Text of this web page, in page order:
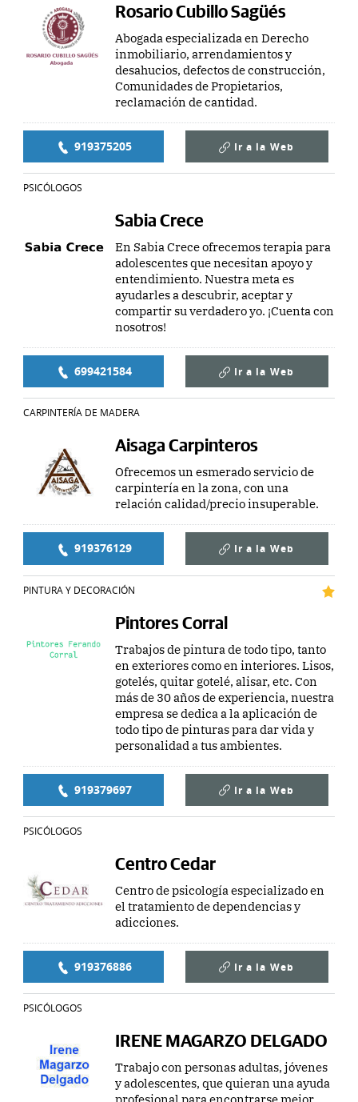
Rosario Cubillo Sagüés
Abogada especializada en Derecho
inmobiliario, arrendamientos y
desahucios, defectos de construcción,
Comunidades de Propietarios,
reclamación de cantidad.
919375205 Ir a la Web
PSICÓLOGOS
Sabia Crece
En Sabia Crece ofrecemos terapia para
adolescentes que necesitan apoyo y
entendimiento. Nuestra meta es
ayudarles a descubrir, aceptar y
compartir su verdadero yo. ¡Cuenta con
nosotros!
699421584 Ir a la Web
CARPINTERÍA DE MADERA
Aisaga Carpinteros
Ofrecemos un esmerado servicio de
carpintería en la zona, con una
relación calidad/precio insuperable.
919376129 Ir a la Web
PINTURA Y DECORACIÓN
Pintores Corral
Trabajos de pintura de todo tipo, tanto
en exteriores como en interiores. Lisos,
gotelés, quitar gotelé, alisar, etc. Con
más de 30 años de experiencia, nuestra
empresa se dedica a la aplicación de
todo tipo de pinturas para dar vida y
personalidad a tus ambientes.
919379697 Ir a la Web
PSICÓLOGOS
Centro Cedar
Centro de psicología especializado en
el tratamiento de dependencias y
adicciones.
919376886 Ir a la Web
PSICÓLOGOS
IRENE MAGARZO DELGADO
Trabajo con personas adultas, jóvenes
y adolescentes, que quieran una ayuda
profesional para encontrarse mejor